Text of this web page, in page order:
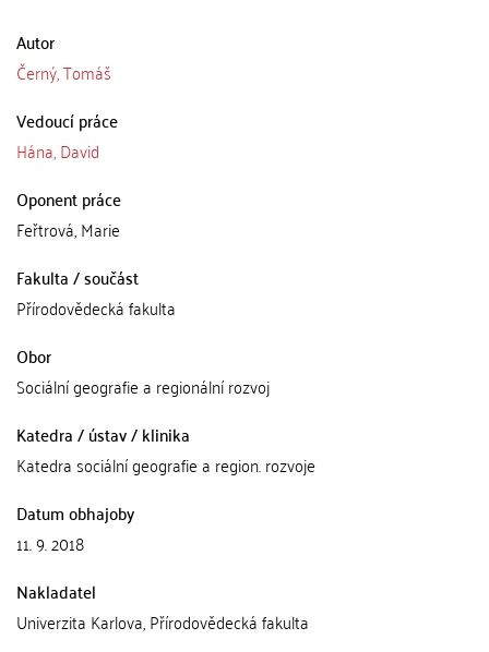
Autor
Černý, Tomáš
Vedoucí práce
Hána, David
Oponent práce
Feřtrová, Marie
Fakulta / součást
Přírodovědecká fakulta
Obor
Sociální geografie a regionální rozvoj
Katedra / ústav / klinika
Katedra sociální geografie a region. rozvoje
Datum obhajoby
11. 9. 2018
Nakladatel
Univerzita Karlova, Přírodovědecká fakulta